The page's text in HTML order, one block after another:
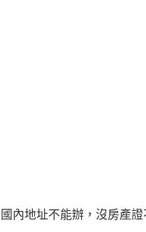
地址不能辦，沒房產